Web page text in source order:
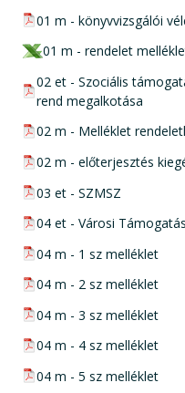
pdf csatolmány:
01 m - könyvvizsgálói
xls csatolmány:
01 m - rendelet
pdf csatolmány:
02 et - Szociális
rend megalkotása
pdf csatolmány:
02 m - Melléklet
pdf csatolmány:
02 m - előterjesztés
pdf csatolmány:
03 et - SZMSZ
pdf csatolmány:
04 et - Városi
pdf csatolmány:
04 m - 1 sz melléklet
pdf csatolmány:
04 m - 2 sz melléklet
pdf csatolmány:
04 m - 3 sz melléklet
pdf csatolmány:
04 m - 4 sz melléklet
pdf csatolmány:
04 m - 5 sz melléklet